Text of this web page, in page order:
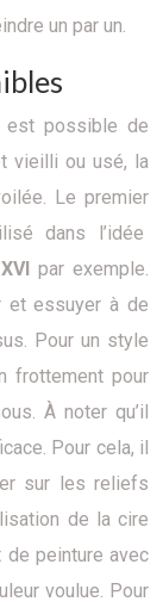
un par un.
est possible de
vieilli ou usé, la
Le premier
dans l’idée
par exemple.
et essuyer à de
Pour un style
frottement pour
À noter qu’il
Pour cela, il
sur les reliefs
de la cire
peinture avec
voulue. Pour